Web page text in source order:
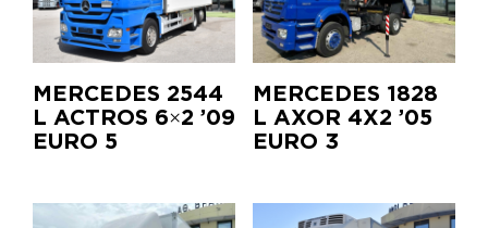
MERCEDES 2544
L ACTROS 6×2 ’09
EURO 5
MERCEDES 1828
L AXOR 4X2 ’05
EURO 3